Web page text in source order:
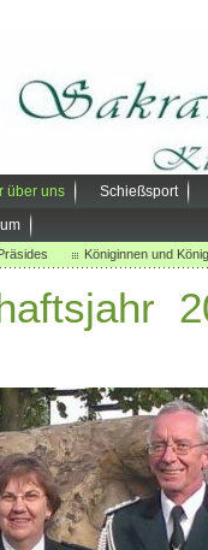
über uns
Schießsport
Königinnen und